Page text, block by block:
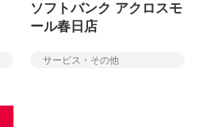
ソフトバンク アクロスモ
ール春日店
サービス・その他